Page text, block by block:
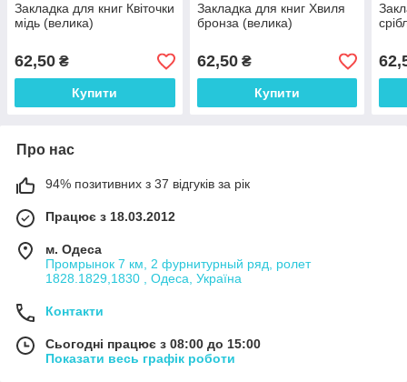
Закладка для книг Квіточки
мідь (велика)
62,50 ₴
Купити
Закладка для книг Хвиля
бронза (велика)
62,50₴
Купити
Про нас
94% позитивних з 37 відгуків за рік
Працює з 18.03.2012
м. Одеса
Промрынок 7 км, 2 фурнитурный ряд, ролет
1828.1829,1830 , Одеса, Україна
Контакти
Сьогодні працює з 08:00 до 15:00
Показати весь графік роботи